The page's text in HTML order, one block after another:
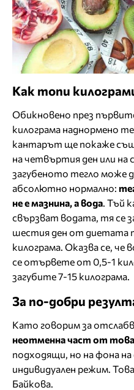
Как топи
Обикновено през
килограма наднормено
кантарът ще покаже
на четвъртия ден или на
загубеното тегло може
абсолютно нормално:
не е мазнина, а вода . Тъй
свързват водата, тя се
шестия ден от диетата
килограма. Оказва се, че
се отървете от 0,5-1
загубите 7-15 килограма.
За по-добри
Като говорим за
неотменна част от това
подходящи, но на фона
индивидуален режим.
Байкова.